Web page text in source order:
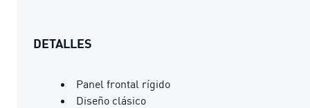
DETALLES
Panel frontal rígido
Diseño clásico